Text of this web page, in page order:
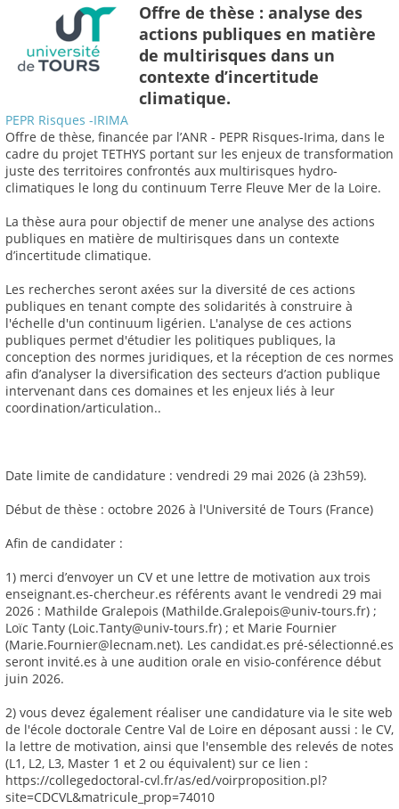
Offre de thèse : analyse des
actions publiques en matière
de multirisques dans un
contexte d’incertitude
climatique.
PEPR Risques -IRIMA
Offre de thèse, financée par l’ANR - PEPR Risques-Irima, dans le
cadre du projet TETHYS portant sur les enjeux de transformation
juste des territoires confrontés aux multirisques hydro-
climatiques le long du continuum Terre Fleuve Mer de la Loire.
La thèse aura pour objectif de mener une analyse des actions
publiques en matière de multirisques dans un contexte
d’incertitude climatique.
Les recherches seront axées sur la diversité de ces actions
publiques en tenant compte des solidarités à construire à
l'échelle d'un continuum ligérien. L'analyse de ces actions
publiques permet d'étudier les politiques publiques, la
conception des normes juridiques, et la réception de ces normes
afin d’analyser la diversification des secteurs d’action publique
intervenant dans ces domaines et les enjeux liés à leur
coordination/articulation..
Date limite de candidature : vendredi 29 mai 2026 (à 23h59).
Début de thèse : octobre 2026 à l'Université de Tours (France)
Afin de candidater :
1) merci d’envoyer un CV et une lettre de motivation aux trois
enseignant.es-chercheur.es référents avant le vendredi 29 mai
2026 : Mathilde Gralepois (Mathilde.Gralepois@univ-tours.fr) ;
Loïc Tanty (Loic.Tanty@univ-tours.fr) ; et Marie Fournier
(Marie.Fournier@lecnam.net). Les candidat.es pré-sélectionné.es
seront invité.es à une audition orale en visio-conférence début
juin 2026.
2) vous devez également réaliser une candidature via le site web
de l'école doctorale Centre Val de Loire en déposant aussi : le CV,
la lettre de motivation, ainsi que l'ensemble des relevés de notes
(L1, L2, L3, Master 1 et 2 ou équivalent) sur ce lien :
https://collegedoctoral-cvl.fr/as/ed/voirproposition.pl?
site=CDCVL&matricule_prop=74010